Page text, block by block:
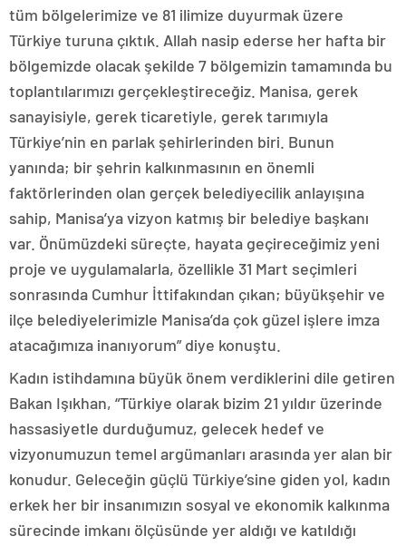
tüm bölgelerimize ve 81 ilimize duyurmak üzere
Türkiye turuna çıktık. Allah nasip ederse her hafta bir
bölgemizde olacak şekilde 7 bölgemizin tamamında bu
toplantılarımızı gerçekleştireceğiz. Manisa, gerek
sanayisiyle, gerek ticaretiyle, gerek tarımıyla
Türkiye’nin en parlak şehirlerinden biri. Bunun
yanında; bir şehrin kalkınmasının en önemli
faktörlerinden olan gerçek belediyecilik anlayışına
sahip, Manisa’ya vizyon katmış bir belediye başkanı
var. Önümüzdeki süreçte, hayata geçireceğimiz yeni
proje ve uygulamalarla, özellikle 31 Mart seçimleri
sonrasında Cumhur İttifakından çıkan; büyükşehir ve
ilçe belediyelerimizle Manisa’da çok güzel işlere imza
atacağımıza inanıyorum” diye konuştu.
Kadın istihdamına büyük önem verdiklerini dile getiren
Bakan Işıkhan, “Türkiye olarak bizim 21 yıldır üzerinde
hassasiyetle durduğumuz, gelecek hedef ve
vizyonumuzun temel argümanları arasında yer alan bir
konudur. Geleceğin güçlü Türkiye’sine giden yol, kadın
erkek her bir insanımızın sosyal ve ekonomik kalkınma
sürecinde imkanı ölçüsünde yer aldığı ve katıldığı